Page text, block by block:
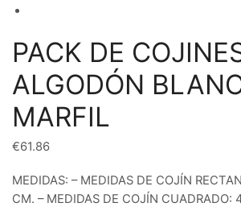
PACK DE
ALGODÓN
MARFIL
€61.86
MEDIDAS: – MEDIDAS DE COJÍN
CM. – MEDIDAS DE COJÍN CUADRADO: